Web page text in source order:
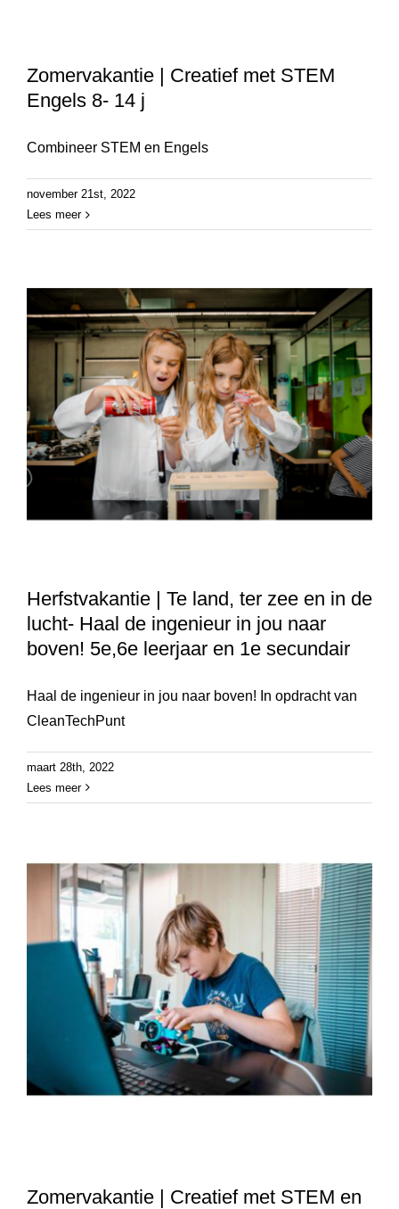
Zomervakantie | Creatief met STEM
Engels 8- 14 j
Combineer STEM en Engels
november 21st, 2022
Lees meer
Herfstvakantie | Te land, ter zee en in de
lucht- Haal de ingenieur in jou naar
boven! 5e,6e leerjaar en 1e secundair
Haal de ingenieur in jou naar boven! In opdracht van
CleanTechPunt
maart 28th, 2022
Lees meer
Zomervakantie | Creatief met STEM en